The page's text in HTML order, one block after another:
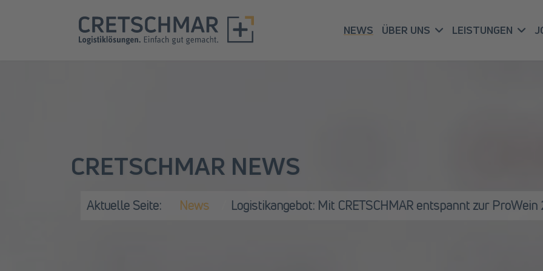
NEWS ÜBER UNS LEISTUNGEN
CRETSCHMAR NEWS
Aktuelle Seite: News Logistikangebot: Mit CRETSCHMAR entspannt zur